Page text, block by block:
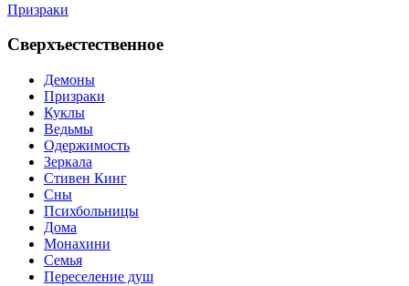
Призраки
Сверхъестественное
Демоны
Призраки
Куклы
Ведьмы
Одержимость
Зеркала
Стивен Кинг
Сны
Психбольницы
Дома
Монахини
Семья
Переселение душ